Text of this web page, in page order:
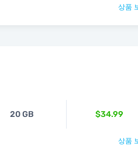
상품
20 GB $34.99
상품